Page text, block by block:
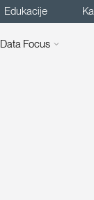
Edukacije
Data Focus